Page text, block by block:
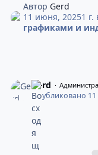
Автор Gerd
11 июня, 20251 г.
графиками и
Gerd
Опубликовано